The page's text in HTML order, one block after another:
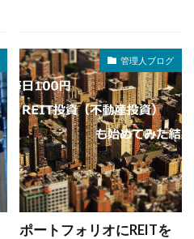
管理人ブログ
ポートフォリオにREITを